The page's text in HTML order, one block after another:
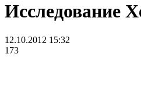
Исследование
12.10.2012 15:32
173